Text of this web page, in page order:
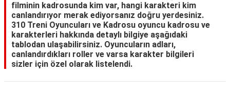
filminin kadrosunda kim var, hangi karakteri kim
canlandırıyor merak ediyorsanız doğru yerdesiniz.
310 Treni Oyuncuları ve Kadrosu oyuncu kadrosu ve
karakterleri hakkında detaylı bilgiye aşağıdaki
tablodan ulaşabilirsiniz. Oyuncuların adları,
canlandırdıkları roller ve varsa karakter bilgileri
sizler için özel olarak listelendi.